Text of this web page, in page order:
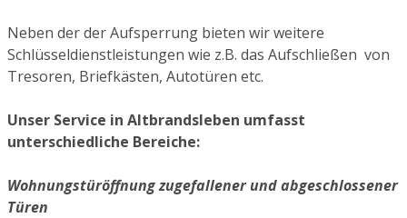
Neben der der Aufsperrung bieten wir weitere
Schlüsseldienstleistungen wie z.B. das Aufschließen von
Tresoren, Briefkästen, Autotüren etc.
Unser Service in Altbrandsleben umfasst
unterschiedliche Bereiche:
Wohnungstüröffnung zugefallener und abgeschlossener
Türen